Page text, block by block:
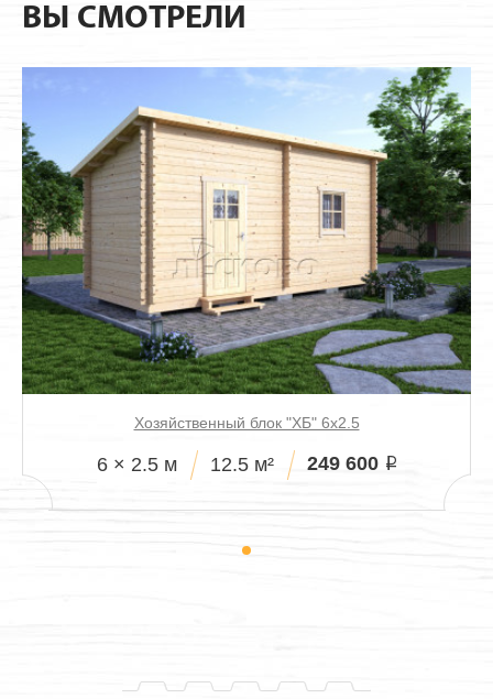
ВЫ СМОТРЕЛИ
Хозяйственный блок "ХБ" 6х2.5
6 × 2.5 м 12.5 м² 249 600 i